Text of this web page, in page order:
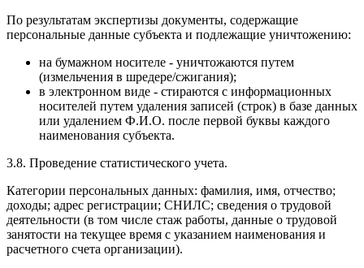
По результатам экспертизы документы, содержащие
персональные данные субъекта и подлежащие уничтожению:
на бумажном носителе - уничтожаются путем
(измельчения в шредере/сжигания);
в электронном виде - стираются с информационных
носителей путем удаления записей (строк) в базе данных
или удалением Ф.И.О. после первой буквы каждого
наименования субъекта.
3.8. Проведение статистического учета.
Категории персональных данных: фамилия, имя, отчество;
доходы; адрес регистрации; СНИЛС; сведения о трудовой
деятельности (в том числе стаж работы, данные о трудовой
занятости на текущее время с указанием наименования и
расчетного счета организации).